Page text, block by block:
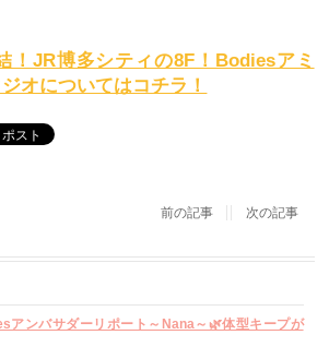
！JR博多シティの8F！Bodiesアミ
オについてはコチラ！
前の記事 次の記事
アンバサダーリポート～Nana～🌿体型キープが